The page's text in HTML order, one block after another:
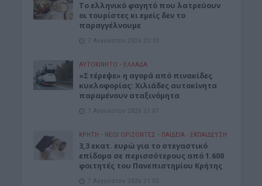
Το ελληνικό φαγητό που λατρεύουν
οι τουρίστες κι εμείς δεν το
παραγγέλνουμε
7 Αυγούστου 2026 21:13
ΑΥΤΟΚΙΝΗΤΟ • ΕΛΛΑΔΑ
«Στέρεψε» η αγορά από πινακίδες
κυκλοφορίας: Χιλιάδες αυτοκίνητα
παραμένουν αταξινόμητα
7 Αυγούστου 2026 21:07
ΚΡΗΤΗ • ΝΕΟΙ ΟΡΙΖΟΝΤΕΣ • ΠΑΙΔΕΙΑ - ΕΚΠΑΙΔΕΥΣΗ
3,3 εκατ. ευρώ για το στεγαστικό
επίδομα σε περισσότερους από 1.600
φοιτητές του Πανεπιστημίου Κρήτης
7 Αυγούστου 2026 21:03